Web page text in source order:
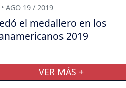
AGO 19 / 2019
el medallero en los
2019
VER MÁS +